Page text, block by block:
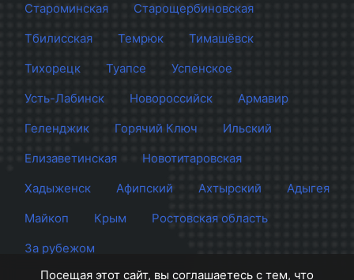
Староминская
Старощербиновская
Тбилисская
Темрюк
Тимашёвск
Тихорецк
Туапсе
Успенское
Усть-Лабинск
Новороссийск
Армавир
Геленджик
Горячий Ключ
Ильский
Елизаветинская
Новотитаровская
Хадыженск
Афипский Ахтырский
Адыгея
Майкоп
Крым
Ростовская область
За рубежом
Посещая этот сайт, вы соглашаетесь с тем, что